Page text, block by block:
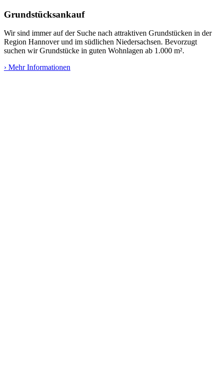
Grundstücksankauf
Wir sind immer auf der Suche nach attraktiven Grundstücken in der
Region Hannover und im südlichen Niedersachsen. Bevorzugt
suchen wir Grundstücke in guten Wohnlagen ab 1.000 m².
› Mehr Informationen